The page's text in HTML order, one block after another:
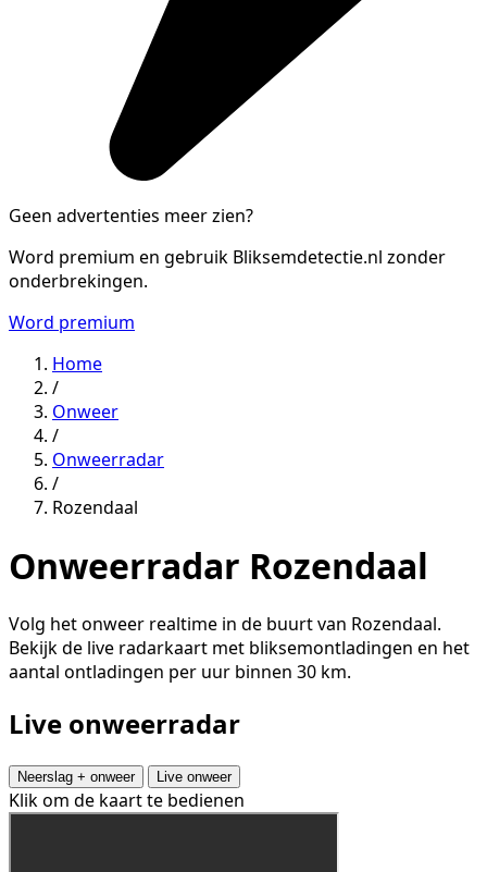
Geen advertenties meer zien?
Word premium en gebruik Bliksemdetectie.nl zonder
onderbrekingen.
Word premium
Home
/
Onweer
/
Onweerradar
/
Rozendaal
Onweerradar Rozendaal
Volg het onweer realtime in de buurt van Rozendaal.
Bekijk de live radarkaart met bliksemontladingen en het
aantal ontladingen per uur binnen 30 km.
Live onweerradar
Neerslag + onweer Live onweer
Klik om de kaart te bedienen